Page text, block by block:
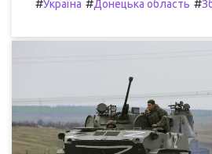
#Україна #Донецька область #